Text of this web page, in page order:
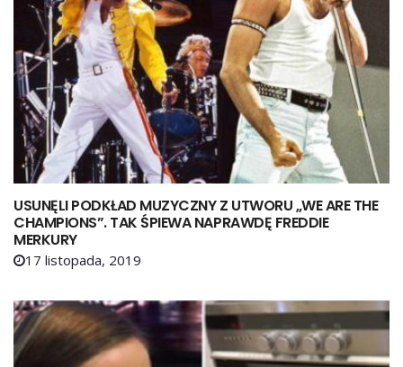
USUNĘLI PODKŁAD MUZYCZNY Z UTWORU „WE ARE THE
CHAMPIONS”. TAK ŚPIEWA NAPRAWDĘ FREDDIE
MERKURY
17 listopada, 2019